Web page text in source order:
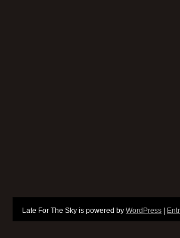
Late For The Sky is powered by WordPress